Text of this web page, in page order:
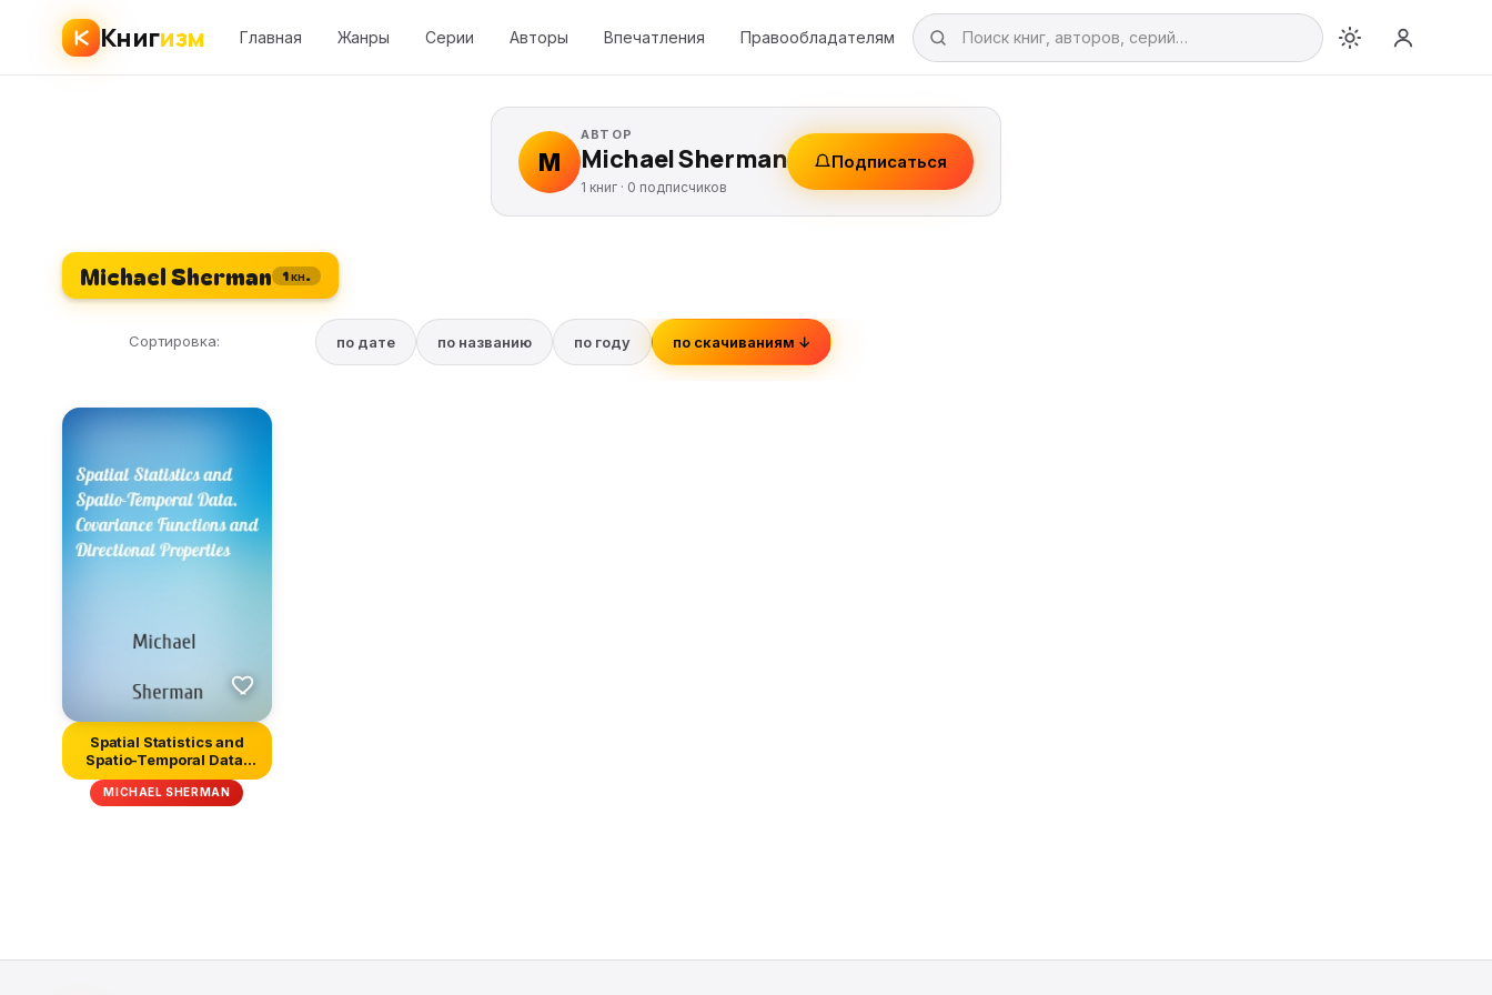
Книгизм Главная Жанры Серии Авторы Впечатления Правообладателям
M
АВТОР
Michael Sherman
1 книг · 0 подписчиков
Подписаться
Michael Sherman 1 кн.
Сортировка: по дате по названию по году по скачиваниям ↓
Spatial Statistics and
Spatio-Temporal Data.
Covar...
MICHAEL SHERMAN